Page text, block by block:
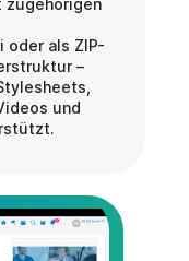
zugehörigen
oder als ZIP-
–
und